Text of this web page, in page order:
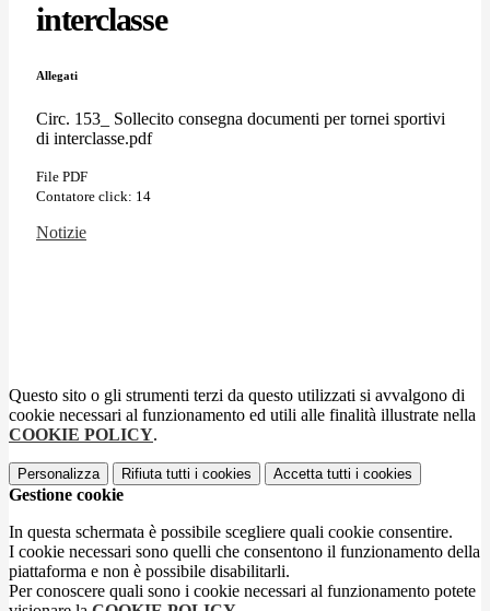
interclasse
Allegati
Circ. 153_ Sollecito consegna documenti per tornei sportivi
di interclasse.pdf
File PDF
Contatore click: 14
Notizie
Questo sito o gli strumenti terzi da questo utilizzati si avvalgono di
cookie necessari al funzionamento ed utili alle finalità illustrate nella
COOKIE POLICY.
Personalizza Rifiuta tutti i cookies Accetta tutti i cookies
Gestione cookie
In questa schermata è possibile scegliere quali cookie consentire.
I cookie necessari sono quelli che consentono il funzionamento della
piattaforma e non è possibile disabilitarli.
Per conoscere quali sono i cookie necessari al funzionamento potete